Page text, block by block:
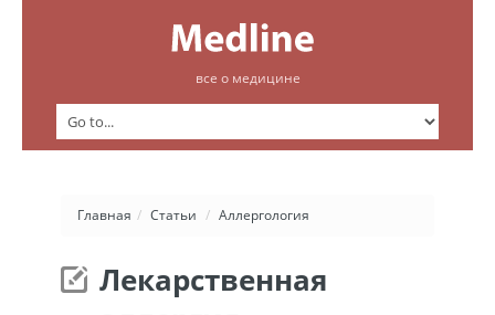
все о медицине
Главная / Статьи / Аллергология
Лекарственная